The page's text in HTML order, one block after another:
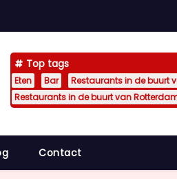
Top tags
Eten Bar Restaurants in de buurt
Restaurants in de buurt van
Contact